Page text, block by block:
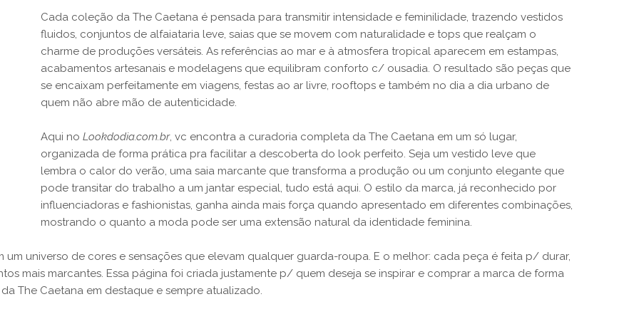
Cada coleção da The Caetana é pensada para transmitir intensidade e feminilidade, trazendo vestidos
fluidos, conjuntos de alfaiataria leve, saias que se movem com naturalidade e tops que realçam o
charme de produções versáteis. As referências ao mar e à atmosfera tropical aparecem em estampas,
acabamentos artesanais e modelagens que equilibram conforto c/ ousadia. O resultado são peças que
se encaixam perfeitamente em viagens, festas ao ar livre, rooftops e também no dia a dia urbano de
quem não abre mão de autenticidade.
Aqui noLookdodia.com.br, vc encontra a curadoria completa da The Caetana em um só lugar,
organizada de forma prática pra facilitar a descoberta do look perfeito. Seja um vestido leve que
lembra o calor do verão, uma saia marcante que transforma a produção ou um conjunto elegante que
pode transitar do trabalho a um jantar especial, tudo está aqui. O estilo da marca, já reconhecido por
influenciadoras e fashionistas, ganha ainda mais força quando apresentado em diferentes combinações,
mostrando o quanto a moda pode ser uma extensão natural da identidade feminina.
um universo de cores e sensações que elevam qualquer guarda-roupa. E o melhor: cada peça é feita p/ durar,
mais marcantes. Essa página foi criada justamente p/ quem deseja se inspirar e comprar a marca de forma
The Caetana em destaque e sempre atualizado.